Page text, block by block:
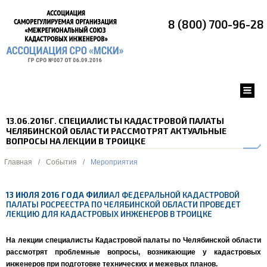
8 (800) 700-96-28
13.06.2016Г. СПЕЦИАЛИСТЫ КАДАСТРОВОЙ ПАЛАТЫ
ЧЕЛЯБИНСКОЙ ОБЛАСТИ РАССМОТРЯТ АКТУАЛЬНЫЕ
ВОПРОСЫ НА ЛЕКЦИИ В ТРОИЦКЕ
Главная / События / Мероприятия
13 ИЮЛЯ 2016 ГОДА ФИЛИАЛ ФЕДЕРАЛЬНОЙ КАДАСТРОВОЙ
ПАЛАТЫ РОСРЕЕСТРА ПО ЧЕЛЯБИНСКОЙ ОБЛАСТИ ПРОВЕДЕТ
ЛЕКЦИЮ ДЛЯ КАДАСТРОВЫХ ИНЖЕНЕРОВ В ТРОИЦКЕ
На лекции специалисты Кадастровой палаты по Челябинской области
рассмотрят проблемные вопросы, возникающие у кадастровых
инженеров при подготовке технических и межевых планов.